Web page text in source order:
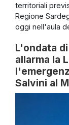
territoriali
Regione
oggi nell'aula
L'ondata
allarma la
Salvini al